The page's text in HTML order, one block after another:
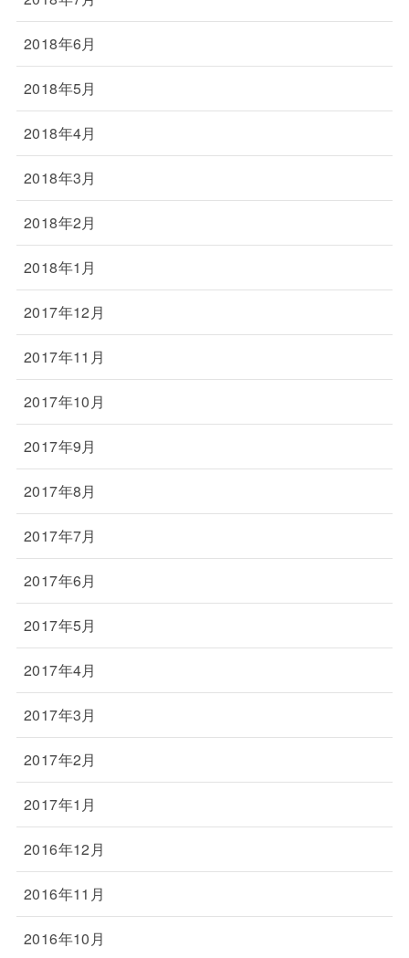
2018年6月
2018年5月
2018年4月
2018年3月
2018年2月
2018年1月
2017年12月
2017年11月
2017年10月
2017年9月
2017年8月
2017年7月
2017年6月
2017年5月
2017年4月
2017年3月
2017年2月
2017年1月
2016年12月
2016年11月
2016年10月